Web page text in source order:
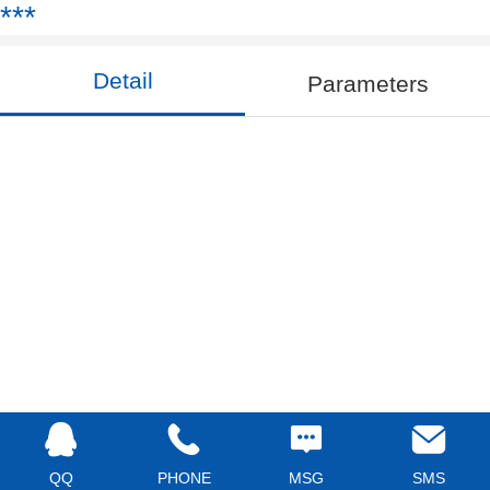
***
Detail Parameters
QQ PHONE MSG SMS